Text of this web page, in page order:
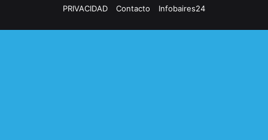
PRIVACIDAD
Contacto Infobaires24